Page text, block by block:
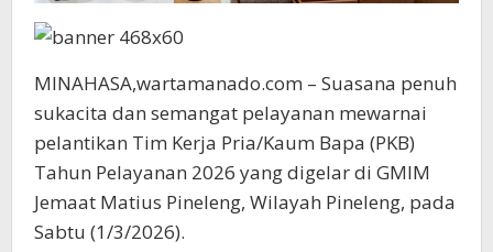
MINAHASA,wartamanado.com – Suasana penuh
sukacita dan semangat pelayanan mewarnai
pelantikan Tim Kerja Pria/Kaum Bapa (PKB)
Tahun Pelayanan 2026 yang digelar di GMIM
Jemaat Matius Pineleng, Wilayah Pineleng, pada
Sabtu (1/3/2026).